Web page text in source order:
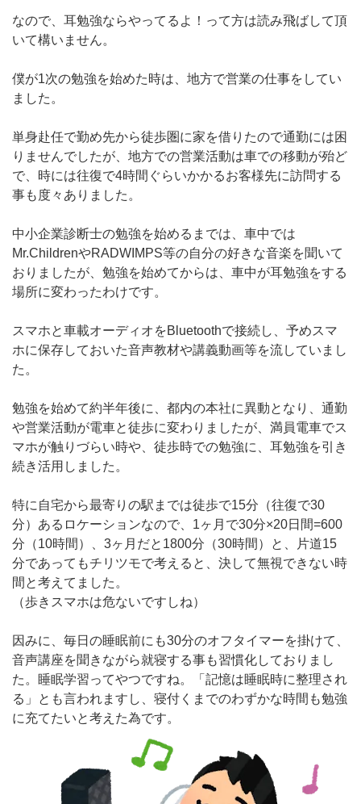
なので、耳勉強ならやってるよ！って方は読み飛ばして頂
いて構いません。
僕が1次の勉強を始めた時は、地方で営業の仕事をしてい
ました。
単身赴任で勤め先から徒歩圏に家を借りたので通勤には困
りませんでしたが、地方での営業活動は車での移動が殆ど
で、時には往復で4時間ぐらいかかるお客様先に訪問する
事も度々ありました。
中小企業診断士の勉強を始めるまでは、車中では
Mr.ChildrenやRADWIMPS等の自分の好きな音楽を聞いて
おりましたが、勉強を始めてからは、車中が耳勉強をする
場所に変わったわけです。
スマホと車載オーディオをBluetoothで接続し、予めスマ
ホに保存しておいた音声教材や講義動画等を流していまし
た。
勉強を始めて約半年後に、都内の本社に異動となり、通勤
や営業活動が電車と徒歩に変わりましたが、満員電車でス
マホが触りづらい時や、徒歩時での勉強に、耳勉強を引き
続き活用しました。
特に自宅から最寄りの駅までは徒歩で15分（往復で30
分）あるロケーションなので、1ヶ月で30分×20日間=600
分（10時間）、3ヶ月だと1800分（30時間）と、片道15
分であってもチリツモで考えると、決して無視できない時
間と考えてました。
（歩きスマホは危ないですしね）
因みに、毎日の睡眠前にも30分のオフタイマーを掛けて、
音声講座を聞きながら就寝する事も習慣化しておりまし
た。睡眠学習ってやつですね。「記憶は睡眠時に整理され
る」とも言われますし、寝付くまでのわずかな時間も勉強
に充てたいと考えた為です。